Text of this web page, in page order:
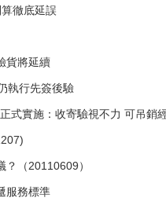
徹底延誤
貨將延續
執行先簽後驗
式實施：收寄驗視不力 可吊銷
（20110609）
服務標準